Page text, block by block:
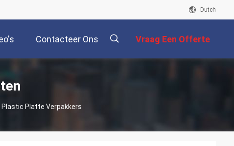
Dutch
Contacteer Ons Vraag Een Offerte
Plastic Platte Verpakkers